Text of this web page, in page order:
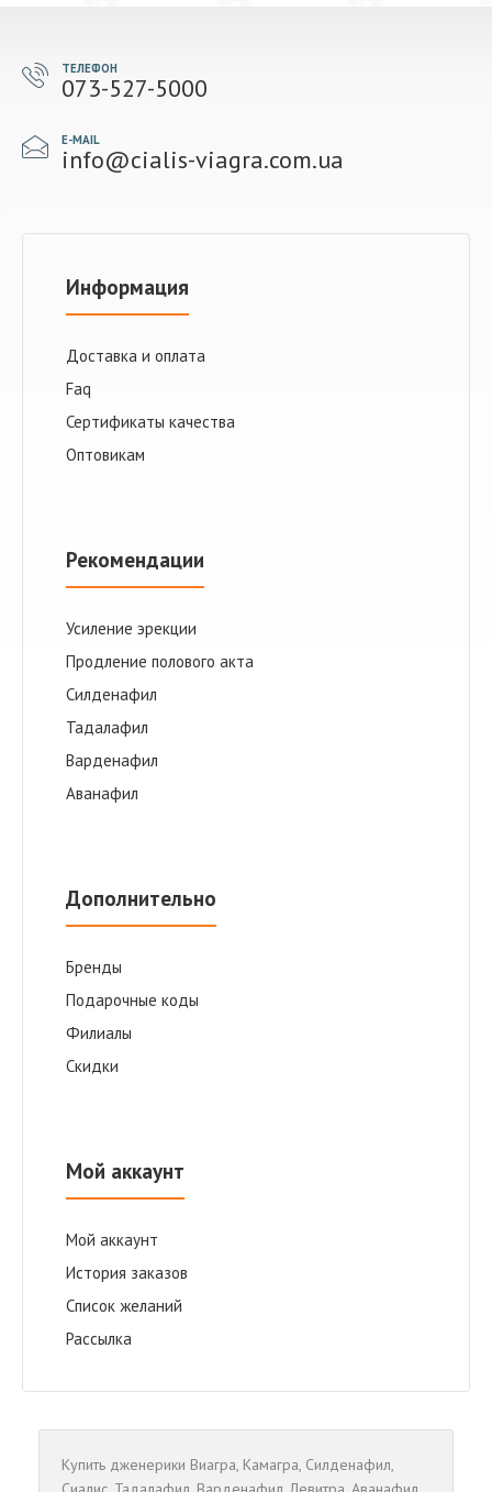
ТЕЛЕФОН
073-527-5000
E-MAIL
info@cialis-viagra.com.ua
Информация
Доставка и оплата
Faq
Сертификаты качества
Оптовикам
Рекомендации
Усиление эрекции
Продление полового акта
Cилденафил
Тадалафил
Варденафил
Аванафил
Дополнительно
Бренды
Подарочные коды
Филиалы
Скидки
Мой аккаунт
Мой аккаунт
История заказов
Список желаний
Рассылка
Купить дженерики Виагра, Камагра, Cилденафил,